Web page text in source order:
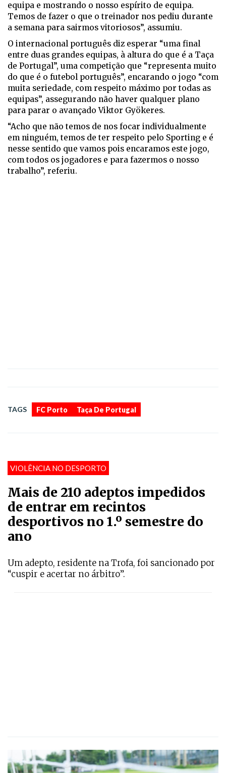
equipa e mostrando o nosso espírito de equipa.
Temos de fazer o que o treinador nos pediu durante
a semana para sairmos vitoriosos”, assumiu.
O internacional português diz esperar “uma final
entre duas grandes equipas, à altura do que é a Taça
de Portugal”, uma competição que “representa muito
do que é o futebol português”, encarando o jogo “com
muita seriedade, com respeito máximo por todas as
equipas”, assegurando não haver qualquer plano
para parar o avançado Viktor Gyökeres.
“Acho que não temos de nos focar individualmente
em ninguém, temos de ter respeito pelo Sporting e é
nesse sentido que vamos pois encaramos este jogo,
com todos os jogadores e para fazermos o nosso
trabalho”, referiu.
TAGS FC Porto Taça De Portugal
VIOLÊNCIA NO DESPORTO
Mais de 210 adeptos impedidos
de entrar em recintos
desportivos no 1.º semestre do
ano
Um adepto, residente na Trofa, foi sancionado por
“cuspir e acertar no árbitro”.